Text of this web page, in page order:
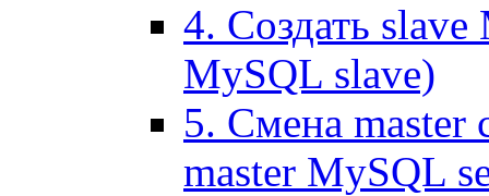
4. Создать
MySQL slave)
5. Смена master
master MySQL